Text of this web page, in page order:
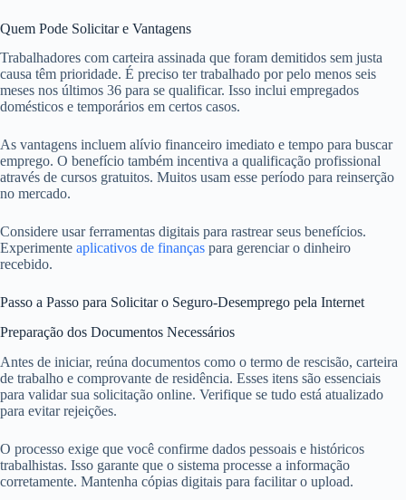
Quem Pode Solicitar e Vantagens
Trabalhadores com carteira assinada que foram demitidos sem justa
causa têm prioridade. É preciso ter trabalhado por pelo menos seis
meses nos últimos 36 para se qualificar. Isso inclui empregados
domésticos e temporários em certos casos.
As vantagens incluem alívio financeiro imediato e tempo para buscar
emprego. O benefício também incentiva a qualificação profissional
através de cursos gratuitos. Muitos usam esse período para reinserção
no mercado.
Considere usar ferramentas digitais para rastrear seus benefícios.
Experimente aplicativos de finanças para gerenciar o dinheiro
recebido.
Passo a Passo para Solicitar o Seguro-Desemprego pela Internet
Preparação dos Documentos Necessários
Antes de iniciar, reúna documentos como o termo de rescisão, carteira
de trabalho e comprovante de residência. Esses itens são essenciais
para validar sua solicitação online. Verifique se tudo está atualizado
para evitar rejeições.
O processo exige que você confirme dados pessoais e históricos
trabalhistas. Isso garante que o sistema processe a informação
corretamente. Mantenha cópias digitais para facilitar o upload.